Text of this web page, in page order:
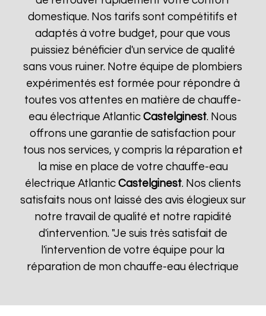
domestique. Nos tarifs sont compétitifs et
adaptés à votre budget, pour que vous
puissiez bénéficier d'un service de qualité
sans vous ruiner. Notre équipe de plombiers
expérimentés est formée pour répondre à
toutes vos attentes en matière de chauffe-
eau électrique AtlanticCastelginest. Nous
offrons une garantie de satisfaction pour
tous nos services, y compris la réparation et
la mise en place de votre chauffe-eau
électrique Atlantic Castelginest. Nos clients
satisfaits nous ont laissé des avis élogieux sur
notre travail de qualité et notre rapidité
d'intervention. "Je suis très satisfait de
l'intervention de votre équipe pour la
réparation de mon chauffe-eau électrique